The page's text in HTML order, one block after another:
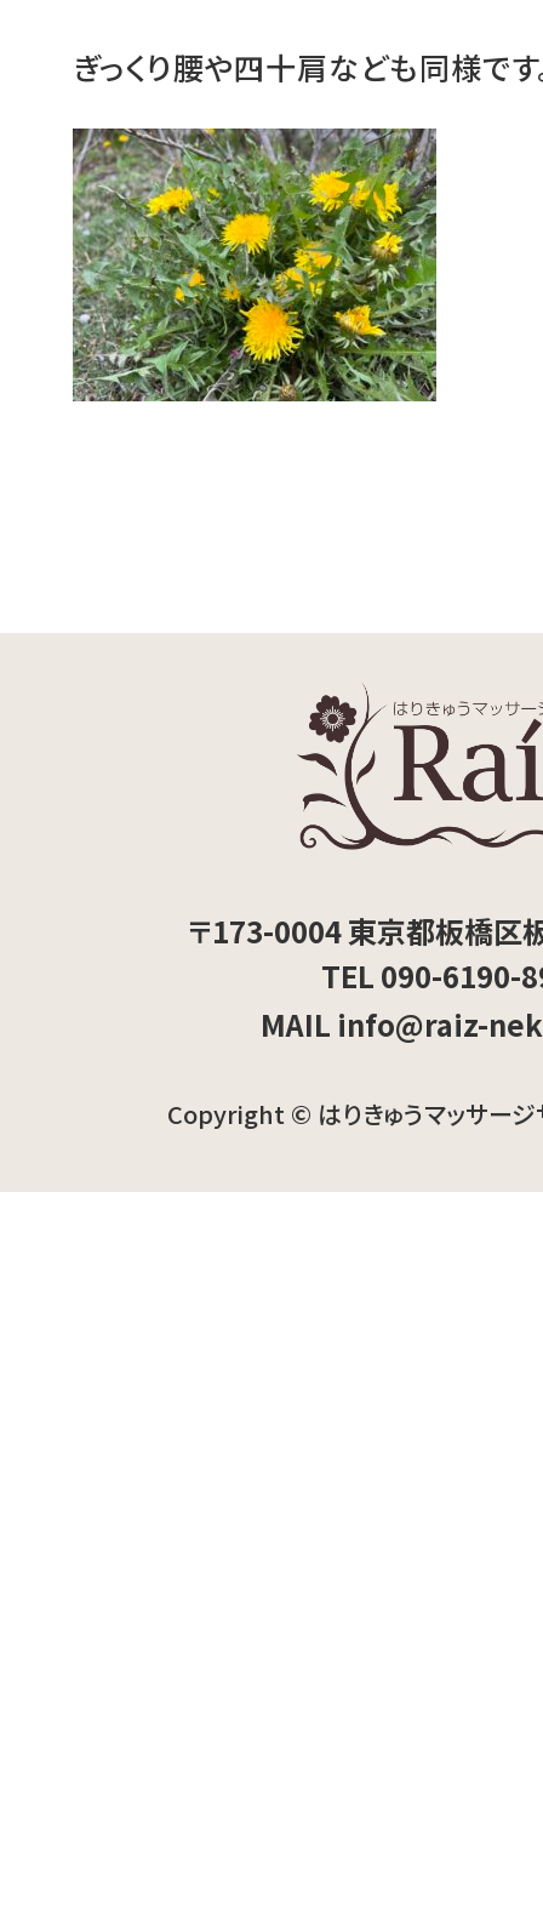
ぎっくり腰や四十肩なども同様です
〒173-0004 東京都板橋区
TEL 090-6190-
MAIL info@raiz-
Copyright © はりきゅうマッサー